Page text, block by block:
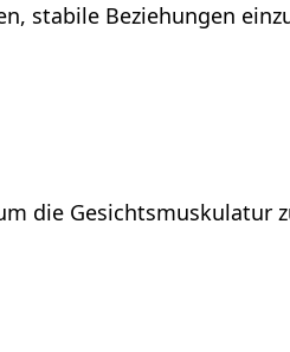
stabile Beziehungen
die Gesichtsmuskulatur